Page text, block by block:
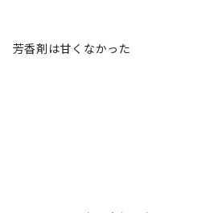
芳香剤は甘くなかった